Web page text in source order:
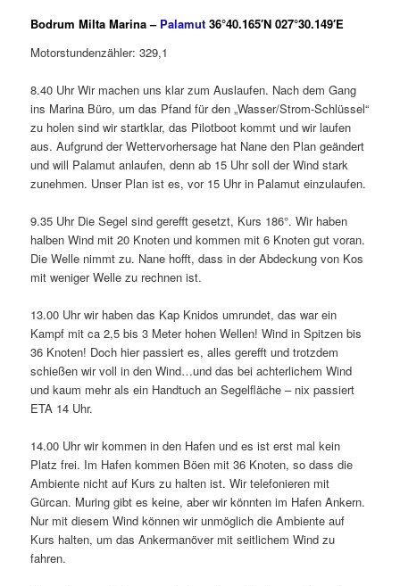
Bodrum Milta Marina – Palamut 36°40.165′N 027°30.149′E
Motorstundenzähler: 329,1
8.40 Uhr Wir machen uns klar zum Auslaufen. Nach dem Gang
ins Marina Büro, um das Pfand für den „Wasser/Strom-Schlüssel“
zu holen sind wir startklar, das Pilotboot kommt und wir laufen
aus. Aufgrund der Wettervorhersage hat Nane den Plan geändert
und will Palamut anlaufen, denn ab 15 Uhr soll der Wind stark
zunehmen. Unser Plan ist es, vor 15 Uhr in Palamut einzulaufen.
9.35 Uhr Die Segel sind gerefft gesetzt, Kurs 186°. Wir haben
halben Wind mit 20 Knoten und kommen mit 6 Knoten gut voran.
Die Welle nimmt zu. Nane hofft, dass in der Abdeckung von Kos
mit weniger Welle zu rechnen ist.
13.00 Uhr wir haben das Kap Knidos umrundet, das war ein
Kampf mit ca 2,5 bis 3 Meter hohen Wellen! Wind in Spitzen bis
36 Knoten! Doch hier passiert es, alles gerefft und trotzdem
schießen wir voll in den Wind…und das bei achterlichem Wind
und kaum mehr als ein Handtuch an Segelfläche – nix passiert
ETA 14 Uhr.
14.00 Uhr wir kommen in den Hafen und es ist erst mal kein
Platz frei. Im Hafen kommen Böen mit 36 Knoten, so dass die
Ambiente nicht auf Kurs zu halten ist. Wir telefonieren mit
Gürcan. Muring gibt es keine, aber wir könnten im Hafen Ankern.
Nur mit diesem Wind können wir unmöglich die Ambiente auf
Kurs halten, um das Ankermanöver mit seitlichem Wind zu
fahren.